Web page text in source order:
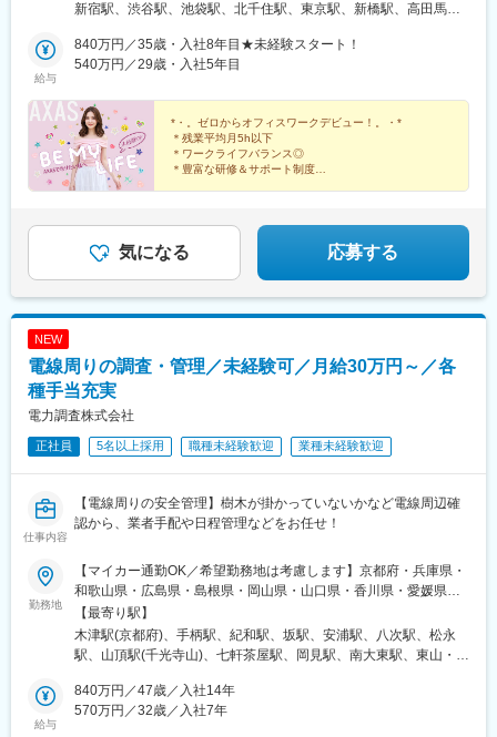
近永駅、五郎駅、新川駅(愛媛県)、福音寺駅、今治駅、新居浜駅、
西条駅(広島県)、福山駅、松永駅、東福山駅、鵜飼駅(広島県)、
楽々園駅、修大協創中高前駅、河戸帆待川駅、大竹駅、福島町
駅、戸手駅、宇品四丁目駅、五日市駅、向洋駅、玖村駅、石橋駅
島原港駅、道ノ尾駅、東諫早駅、相浦駅、たびら平戸口駅、新大
村駅、西唐津駅、喜々津駅、上相浦駅、佐々駅、西諫早駅、新大
工町駅、中津駅(大分県)、牧駅(大分県)、豊後国分駅、佐伯駅、別
府大学駅、豊前善光寺駅、鶴崎駅、西大分駅、杵築駅、光の森
駅、健軍町駅、亀井駅、南熊本駅、内牧駅、肥後西村駅、西人吉
県)、竜田口駅、三里木駅、松橋駅、木葉駅、玉名駅、新八代駅、
田崎橋駅、佐敷駅、三角駅、安里駅、小禄駅、てだこ浦西駅、植
木駅、鍋島駅、滝野駅、若葉町駅、武蔵塚駅、久留米高校前駅、
西鉄小郡駅、九産大前駅、熊西駅、谷山駅(指宿枕崎線)、船橋日大
前駅、三好町駅、駒川中野駅、琴電屋島駅、郡中駅、可部駅、西
品寺交差点駅、千歳町駅(長崎県)、花畑駅、針中野駅、屋島駅、広
電西広島・己斐駅、宇品三丁目駅、新中川町駅、味噌天神前駅、
西浦上駅
★U・Iターン支援あり【東京・本社】東京都新宿区西新宿1-22-2
4-25-17 三喜ビルディング 8階【大阪支店】大阪府大阪市北区梅田
1-1-3 大阪駅前第3ビル29階【広島支店】広島県広島市中区胡町
8 高松興銀ビル4階【福岡支店】福岡県福岡市中央区天神1-1-1
アクロス福岡12階
新宿駅、渋谷駅、池袋駅、北千住駅、東京駅、新橋駅、高田馬場
駅、町田駅、大手町駅(東京都)、綾瀬駅、中野駅(東京都)、蒲田
駅、大崎駅、有楽町駅、梅田駅(地下鉄)、大阪駅、なんば駅(南海
新今宮駅、本町駅、大阪難波駅、心斎橋駅、岸里駅、大阪阿部野
橋駅、中百舌鳥駅、天満橋駅、江坂駅、高槻駅、弁天町駅、名古
屋駅、金山駅(愛知県)、近鉄名古屋駅、栄駅(愛知県)、大曽根駅、
伏見駅(愛知県)、千種駅、豊橋駅、刈谷駅、藤が丘駅(愛知県)、平
安通駅、鶴舞駅、赤池駅(愛知県)、矢場町駅、上小田井駅、星ケ丘
(福岡県)、福岡空港駅(鉄道)、姪浜駅、天神南駅、西新駅、大橋駅
(福岡県)、中洲川端駅、千早駅、赤坂駅(福岡県)、黒崎駅、吉塚
駅、薬院駅、貝塚駅(福岡県)、香椎駅、折尾駅、西鉄久留米駅、唐
松築港駅、坂出駅、丸亀駅、片原町駅(香川県)、宇多津駅、太田駅
(香川県)、多度津駅、仏生山駅、栗林公園駅、三条駅(香川県)、善
通寺駅、観音寺駅(香川県)、端岡駅、伏石駅、林道駅、潟元駅、横
浜駅、武蔵小杉駅、新横浜駅、川崎駅、大宮駅(埼玉県)、和光市
駅、川越駅、浦和駅、西船橋駅、柏駅、船橋駅、松戸駅、千葉
都)、二重橋前駅、汐留駅、西早稲田駅、高輪ゲートウェイ駅、と
うきょうスカイツリー駅、岩本町駅、代々木八幡駅、京成上野
鉄)、天王寺駅前駅、東淀川駅、大阪上本町駅、大江橋駅、堺筋本
町駅、長堀橋駅、天下茶屋駅、なかもず駅、豊津駅(大阪府)、高槻
市駅、東別院駅、栄町駅(愛知県)、森下駅(愛知県)、丸の内駅(愛知
県)、車道駅、新豊橋駅、上飯田駅、上前津駅、小田井駅、名鉄一
宮駅、祇園駅(福岡県)、平和通駅、渡辺通駅、櫛田神社前駅、西鉄
千早駅、西鉄福岡駅、黒崎駅前駅、馬出九大病院前駅、西鉄香椎
駅、大濠公園駅、横川駅(広島県)、白島駅(広島高速交通線)、広電
五日市駅、紙屋町東駅、緑井駅、商工センター入口駅、山頂駅(千
給与
840万円／35歳・入社8年目★未経験スタート！
540万円／29歳・入社5年目
*・。ゼロからオフィスワークデビュー！。・*
＊残業平均月5h以下
＊ワークライフバランス◎
＊豊富な研修＆サポート制度
新しいキャリアをスタートしませんか？
気になる 応募する
NEW
電線周りの調査・管理／未経験可／月給30万円～／各
種手当充実
電力調査株式会社
正社員 5名以上採用 職種未経験歓迎 業種未経験歓迎
仕事内容
【電線周りの安全管理】樹木が掛かっていないかなど電線周辺確
認から、業者手配や日程管理などをお任せ！
勤務地
【マイカー通勤OK／希望勤務地は考慮します】京都府・兵庫県・
和歌山県・広島県・島根県・岡山県・山口県・香川県・愛媛県い
ずれかの営業所■京都営業所／京都府木津川市■姫路営業所※1／兵
庫県姫路市■和歌山営業所※1／和歌山県和歌山市■広島営業所／広
島県安芸郡坂町■広島北営業所／広島県広島市■広島東営業所／広
山市■尾道営業所※1／広島県尾道市■島根西営業所／島根県浜田市
■島根営業所／島根県雲南市■岡山営業所／岡山県岡山市中区■岡
【最寄り駅】
木津駅(京都府)、手柄駅、紀和駅、坂駅、安浦駅、八次駅、松永
駅、山頂駅(千光寺山)、七軒茶屋駅、岡見駅、南大東駅、東山・お
駅、善通寺駅、伊予西条駅
給与
840万円／47歳／入社14年
570万円／32歳／入社7年